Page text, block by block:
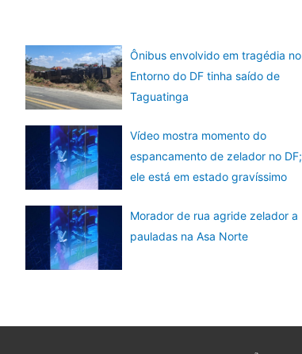
Ônibus envolvido em tragédia no
Entorno do DF tinha saído de
Taguatinga
Vídeo mostra momento do
espancamento de zelador no DF;
ele está em estado gravíssimo
Morador de rua agride zelador a
pauladas na Asa Norte